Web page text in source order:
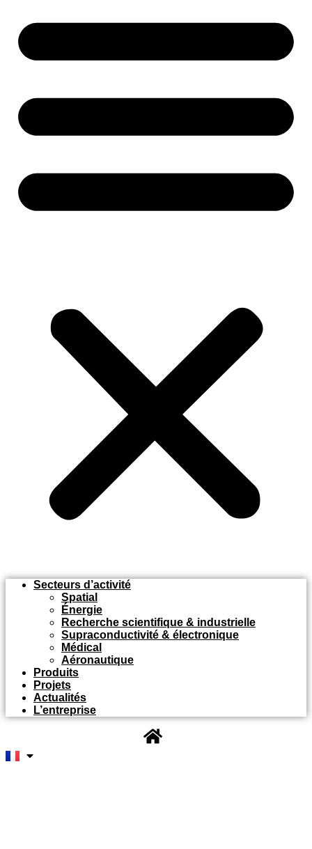
Secteurs d’activité
Spatial
Énergie
Recherche scientifique & industrielle
Supraconductivité & électronique
Médical
Aéronautique
Produits
Projets
Actualités
L’entreprise